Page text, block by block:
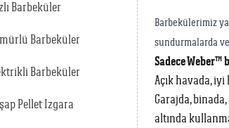
Barbeküler
Barbeküler
Barbeküler
Pellet Izgara
Barbekülerimiz
sundurmalarda
Sadece
Açık havada,
Garajda,
altında